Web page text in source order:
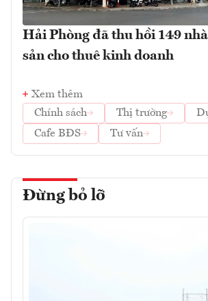
Hải Phòng đã thu hồi 149
sản cho thuê kinh doanh
Xem thêm
Chính sách
Thị trường
Cafe BĐS
Tư vấn
Đừng bỏ lỡ